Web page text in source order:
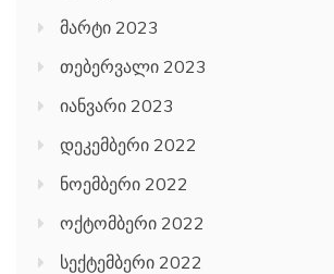
მარტი 2023
თებერვალი 2023
იანვარი 2023
დეკემბერი 2022
ნოემბერი 2022
ოქტომბერი 2022
სექტემბერი 2022